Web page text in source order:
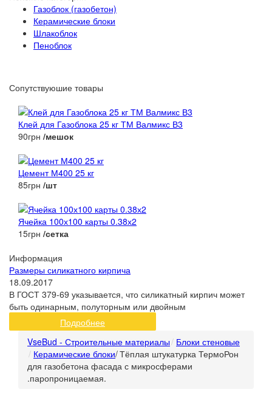
Газоблок (газобетон)
Керамические блоки
Шлакоблок
Пеноблок
Сопутствуюшие товары
Клей для Газоблока 25 кг ТМ Валмикс В3
90грн /мешок
Цемент М400 25 кг
85грн /шт
Ячейка 100х100 карты 0.38х2
15грн /сетка
Информация
Размеры силикатного кирпича
18.09.2017
В ГОСТ 379-69 указывается, что силикатный кирпич может
быть одинарным, полуторным или двойным
Подробнее
VseBud - Строительные материалы Блоки стеновые
Керамические блоки/Тёплая штукатурка ТермоРон
для газобетона фасада с микросферами
.паропроницаемая.